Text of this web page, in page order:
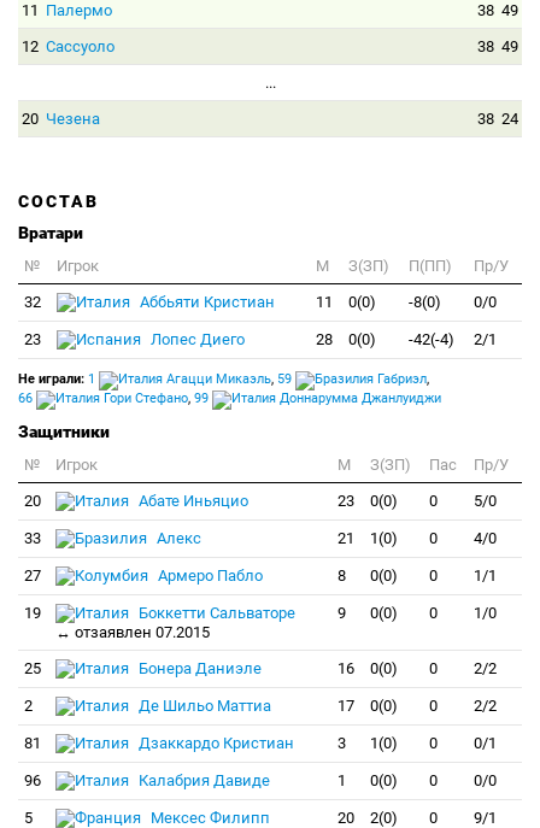
11 Палермо 38 49
12 Сассуоло 38 49
...
20 Чезена 38 24
СОСТАВ
Вратари
№ Игрок M З(ЗП) П(ПП)
Пр/У
32
Аббьяти Кристиан 11 0(0) -8(0) 0/0
23 Лопес Диего 28 0(0) -42(-4) 2/1
Не играли: 1 Агацци Микаэль, 59 Габриэл,
66
Гори Стефано, 99 Доннарумма Джанлуиджи
Защитники
№ Игрок M З(ЗП) Пас
Пр/У
20
Абате Иньяцио 23 0(0) 0 5/0
33 Алекс 21 1(0) 0 4/0
27 Армеро Пабло 8 0(0) 0 1/1
19
Боккетти Сальваторе
↔ отзаявлен 07.2015
9 0(0) 0 1/0
25 Бонера Даниэле 16 0(0) 0 2/2
2 Де Шильо Маттиа 17 0(0) 0 2/2
81 Дзаккардо Кристиан 3 1(0) 0 0/1
96 Калабрия Давиде 1 0(0) 0 0/0
5 Мексес Филипп 20 2(0) 0 9/1